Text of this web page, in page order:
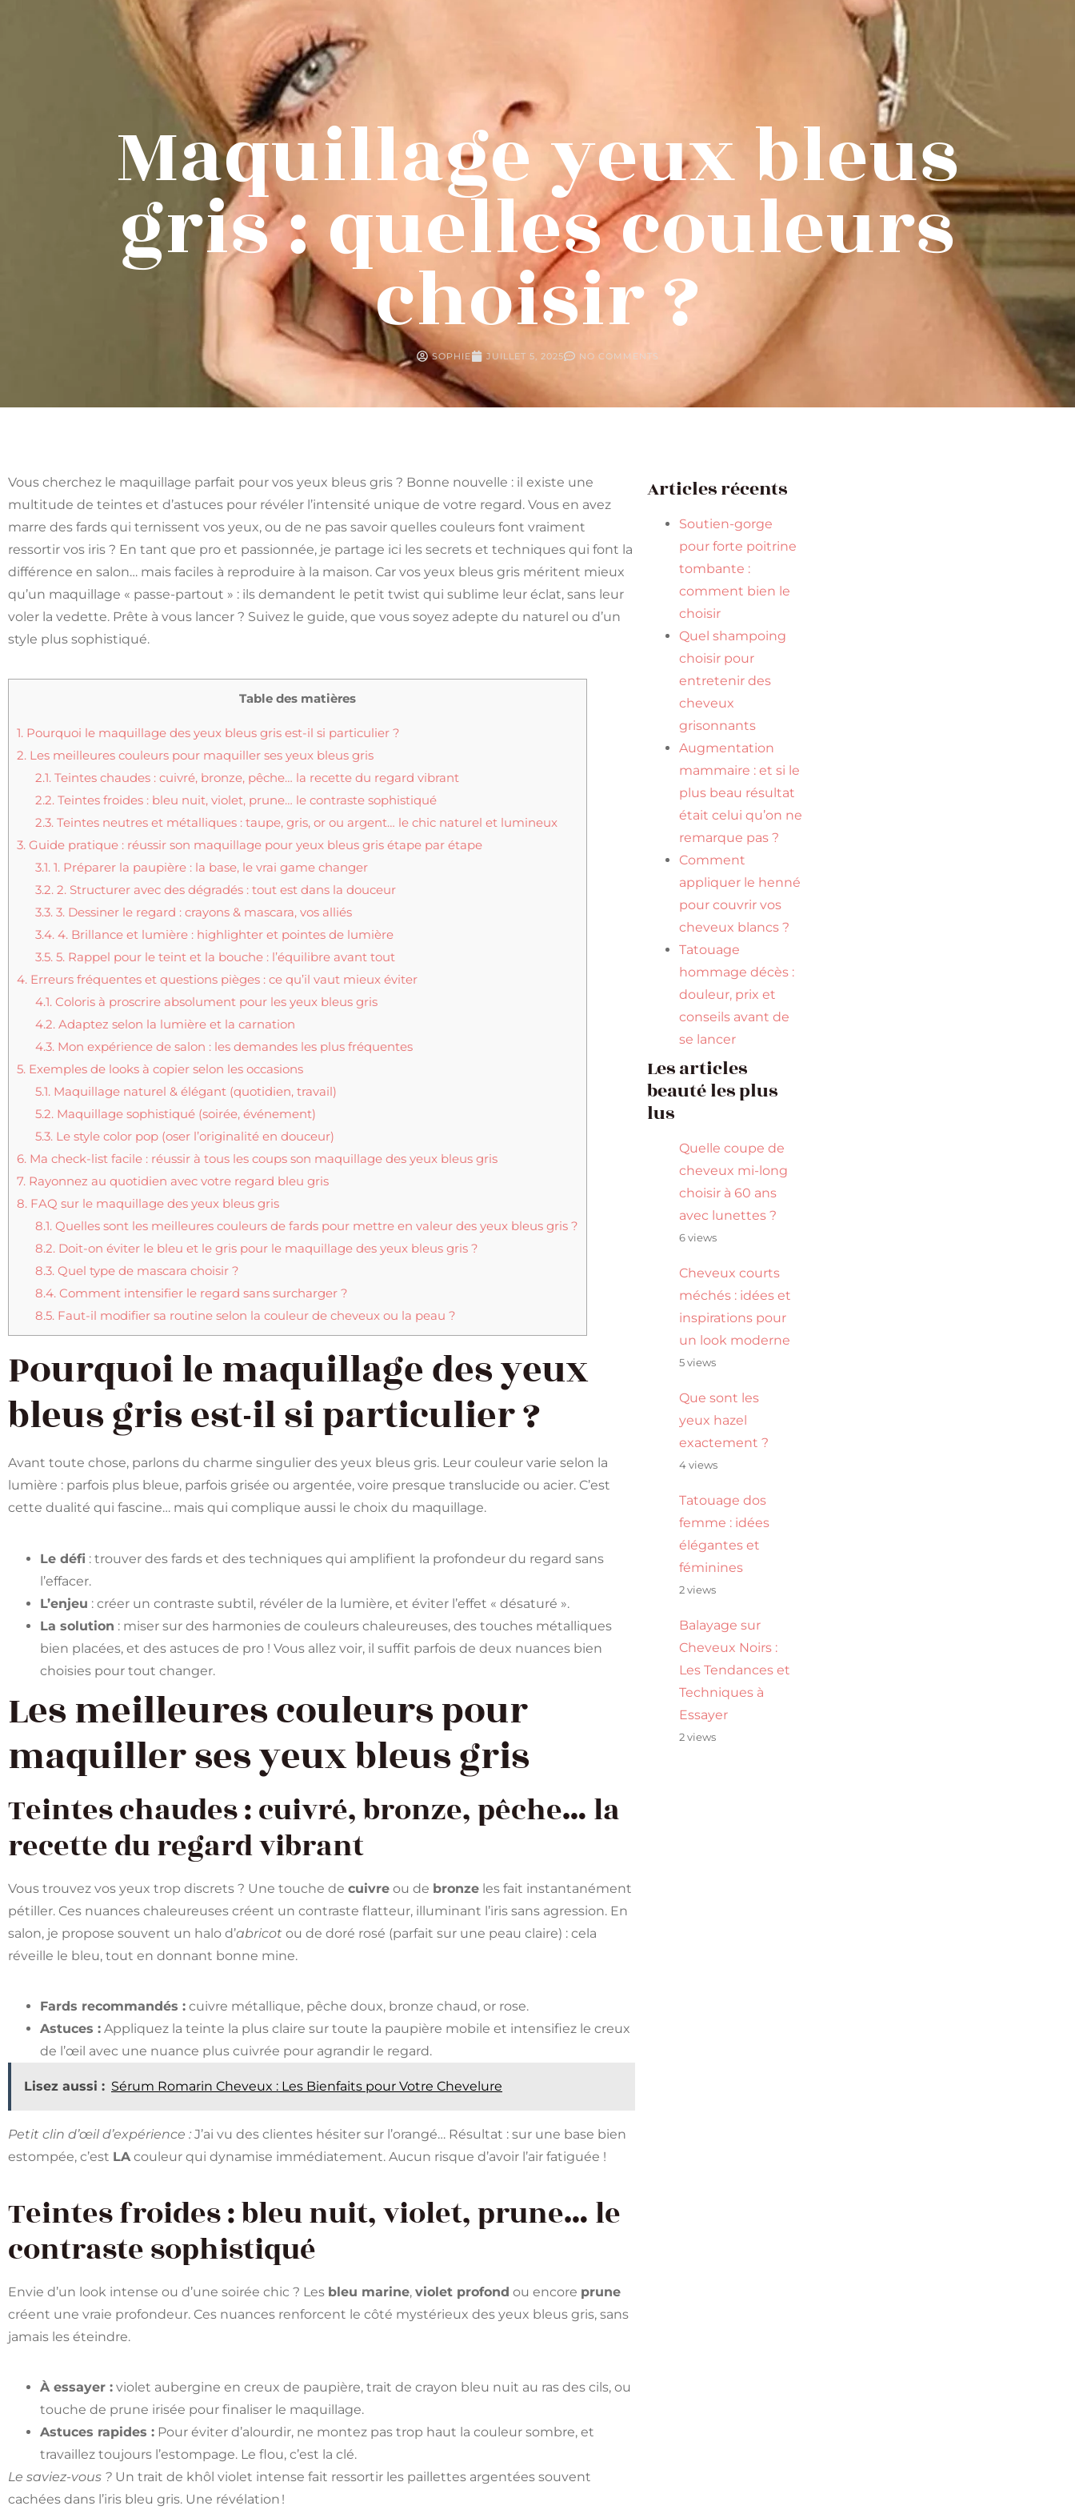
Maquillage yeux bleus
gris : quelles couleurs
choisir ?
SOPHIE JUILLET 5, 2025 NO COMMENTS
Vous cherchez le maquillage parfait pour vos yeux bleus gris ? Bonne nouvelle : il existe une
multitude de teintes et d’astuces pour révéler l’intensité unique de votre regard. Vous en avez
marre des fards qui ternissent vos yeux, ou de ne pas savoir quelles couleurs font vraiment
ressortir vos iris ? En tant que pro et passionnée, je partage ici les secrets et techniques qui font la
différence en salon… mais faciles à reproduire à la maison. Car vos yeux bleus gris méritent mieux
qu’un maquillage « passe-partout » : ils demandent le petit twist qui sublime leur éclat, sans leur
voler la vedette. Prête à vous lancer ? Suivez le guide, que vous soyez adepte du naturel ou d’un
style plus sophistiqué.
Table des matières
1. Pourquoi le maquillage des yeux bleus gris est-il si particulier ?
2. Les meilleures couleurs pour maquiller ses yeux bleus gris
2.1.Teintes chaudes : cuivré, bronze, pêche… la recette du regard vibrant
2.2.Teintes froides : bleu nuit, violet, prune… le contraste sophistiqué
2.3.Teintes neutres et métalliques : taupe, gris, or ou argent… le chic naturel et lumineux
3. Guide pratique : réussir son maquillage pour yeux bleus gris étape par étape
3.1.1. Préparer la paupière : la base, le vrai game changer
3.2.2. Structurer avec des dégradés : tout est dans la douceur
3.3.3. Dessiner le regard : crayons & mascara, vos alliés
3.4.4. Brillance et lumière : highlighter et pointes de lumière
3.5.5. Rappel pour le teint et la bouche : l’équilibre avant tout
4. Erreurs fréquentes et questions pièges : ce qu’il vaut mieux éviter
4.1.Coloris à proscrire absolument pour les yeux bleus gris
4.2.Adaptez selon la lumière et la carnation
4.3.Mon expérience de salon : les demandes les plus fréquentes
5. Exemples de looks à copier selon les occasions
5.1.Maquillage naturel & élégant (quotidien, travail)
5.2.Maquillage sophistiqué (soirée, événement)
5.3.Le style color pop (oser l’originalité en douceur)
6. Ma check-list facile : réussir à tous les coups son maquillage des yeux bleus gris
7. Rayonnez au quotidien avec votre regard bleu gris
8. FAQ sur le maquillage des yeux bleus gris
8.1.Quelles sont les meilleures couleurs de fards pour mettre en valeur des yeux bleus gris ?
8.2.Doit-on éviter le bleu et le gris pour le maquillage des yeux bleus gris ?
8.3.Quel type de mascara choisir ?
8.4.Comment intensifier le regard sans surcharger ?
8.5.Faut-il modifier sa routine selon la couleur de cheveux ou la peau ?
Pourquoi le maquillage des yeux
bleus gris est-il si particulier ?
Avant toute chose, parlons du charme singulier des yeux bleus gris. Leur couleur varie selon la
lumière : parfois plus bleue, parfois grisée ou argentée, voire presque translucide ou acier. C’est
cette dualité qui fascine… mais qui complique aussi le choix du maquillage.
Le défi : trouver des fards et des techniques qui amplifient la profondeur du regard sans
l’effacer.
L’enjeu : créer un contraste subtil, révéler de la lumière, et éviter l’effet « désaturé ».
La solution : miser sur des harmonies de couleurs chaleureuses, des touches métalliques
bien placées, et des astuces de pro ! Vous allez voir, il suffit parfois de deux nuances bien
choisies pour tout changer.
Les meilleures couleurs pour
maquiller ses yeux bleus gris
Teintes chaudes : cuivré, bronze, pêche… la
recette du regard vibrant
Vous trouvez vos yeux trop discrets ? Une touche de cuivre ou de bronze les fait instantanément
pétiller. Ces nuances chaleureuses créent un contraste flatteur, illuminant l’iris sans agression. En
salon, je propose souvent un halo d’abricot ou de doré rosé (parfait sur une peau claire) : cela
réveille le bleu, tout en donnant bonne mine.
Fards recommandés : cuivre métallique, pêche doux, bronze chaud, or rose.
Astuces : Appliquez la teinte la plus claire sur toute la paupière mobile et intensifiez le creux
de l’œil avec une nuance plus cuivrée pour agrandir le regard.
Lisez aussi : Sérum Romarin Cheveux : Les Bienfaits pour Votre Chevelure
Petit clin d’œil d’expérience : J’ai vu des clientes hésiter sur l’orangé… Résultat : sur une base bien
estompée, c’est LA couleur qui dynamise immédiatement. Aucun risque d’avoir l’air fatiguée !
Teintes froides : bleu nuit, violet, prune… le
contraste sophistiqué
Envie d’un look intense ou d’une soirée chic ? Les bleu marine, violet profond ou encore prune
créent une vraie profondeur. Ces nuances renforcent le côté mystérieux des yeux bleus gris, sans
jamais les éteindre.
À essayer : violet aubergine en creux de paupière, trait de crayon bleu nuit au ras des cils, ou
touche de prune irisée pour finaliser le maquillage.
Astuces rapides : Pour éviter d’alourdir, ne montez pas trop haut la couleur sombre, et
travaillez toujours l’estompage. Le flou, c’est la clé.
Le saviez-vous ? Un trait de khôl violet intense fait ressortir les paillettes argentées souvent
cachées dans l’iris bleu gris. Une révélation !
Articles récents
Soutien-gorge
pour forte poitrine
tombante :
comment bien le
choisir
Quel shampoing
choisir pour
entretenir des
cheveux
grisonnants
Augmentation
mammaire : et si le
plus beau résultat
était celui qu’on ne
remarque pas ?
Comment
appliquer le henné
pour couvrir vos
cheveux blancs ?
Tatouage
hommage décès :
douleur, prix et
conseils avant de
se lancer
Les articles
beauté les plus
lus
Quelle coupe de
cheveux mi-long
choisir à 60 ans
avec lunettes ?
6 views
Cheveux courts
méchés : idées et
inspirations pour
un look moderne
5 views
Que sont les
yeux hazel
exactement ?
4 views
Tatouage dos
femme : idées
élégantes et
féminines
2 views
Balayage sur
Cheveux Noirs :
Les Tendances et
Techniques à
Essayer
2 views